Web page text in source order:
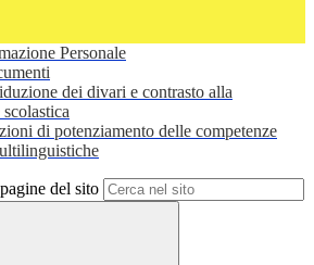
Personale
dei divari e contrasto alla
di potenziamento delle competenze
del sito